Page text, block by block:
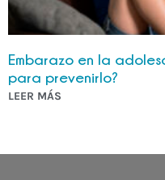
Embarazo en la
para prevenirlo?
LEER MÁS